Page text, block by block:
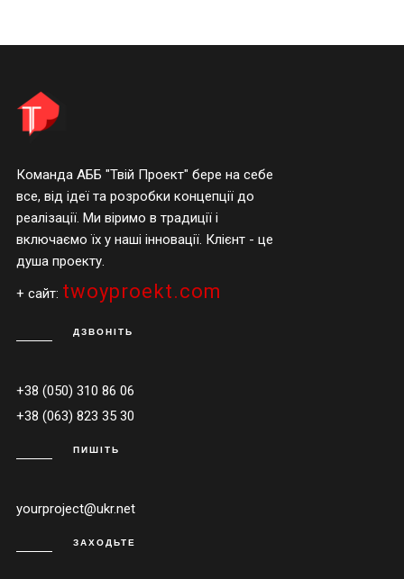
Команда АББ "Твій Проект" бере на себе
все, від ідеї та розробки концепції до
реалізації. Ми віримо в традиції і
включаємо їх у наші інновації. Клієнт - це
душа проекту.
+ сайт: twoyproekt.com
ДЗВОНІТЬ
+38 (050) 310 86 06
+38 (063) 823 35 30
ПИШІТЬ
yourproject@ukr.net
ЗАХОДЬТЕ